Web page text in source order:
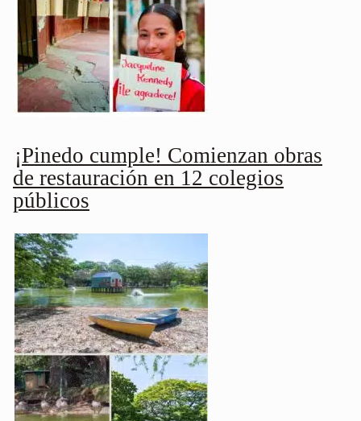
¡Pinedo cumple! Comienzan obras
de restauración en 12 colegios
públicos